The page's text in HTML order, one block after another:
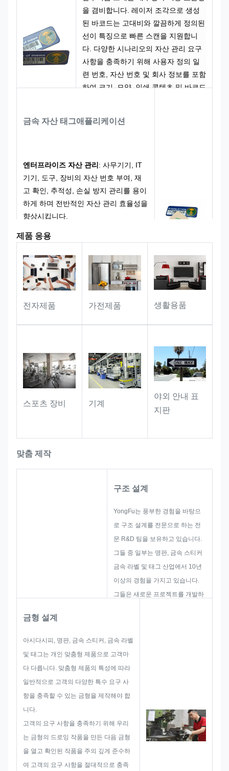
을 겸비합니다. 레이저 조각으로 생성
된 바코드는 고대비와 깔끔하게 정의된
선이 특징으로 빠른 스캔을 지원합니
다. 다양한 시나리오의 자산 관리 요구
사항을 충족하기 위해 사용자 정의 일
련 번호, 자산 번호 및 회사 정보를 포함
하여 크기, 모양, 인쇄 콘텐츠 및 바코드
금속 자산 태그애플리케이션
엔터프라이즈 자산 관리 : 사무기기, IT
기기, 도구, 장비의 자산 번호 부여, 재
고 확인, 추적성, 손실 방지 관리를 용이
하게 하며 전반적인 자산 관리 효율성을
향상시킵니다.
및 팔레트의 바코드 식별, 스캔 ​​기반 인
바운드/아웃바운드 관리를 지원하여 창
고 작업 흐름을 표준화하고 간소화합니
다.
브랜드 위조 방지 및 추적성: 기업 로고
및 고유 일련번호가 결합된 라벨을 통해
제품 응용
전자제품 가전제품 생활용품
스포츠 장비 기계
야외 안내 표
지판
맞춤 제작
구조 설계
YongFu는 풍부한 경험을 바탕으
로 구조 설계를 전문으로 하는 전
문 R&D 팀을 보유하고 있습니다.
그들 중 일부는 명판, 금속 스티커
금속 라벨 및 태그 산업에서 10년
이상의 경험을 가지고 있습니다.
그들은 새로운 프로젝트를 개발하
사전에 발생할 수 있는 모든 문제
가능성을 고려합니다. 따라서 우리
금형 설계
아시다시피, 명판, 금속 스티커, 금속 라벨
및 태그는 개인 맞춤형 제품으로 고객마
다 다릅니다. 맞춤형 제품의 특성에 따라
일반적으로 고객의 다양한 특수 요구 사
항을 충족할 수 있는 금형을 제작해야 합
니다.
고객의 요구 사항을 충족하기 위해 우리
는 금형의 드로잉 작품을 만든 다음 금형
을 열고 확인된 작품을 주의 깊게 준수하
여 고객의 요구 사항을 절대적으로 충족